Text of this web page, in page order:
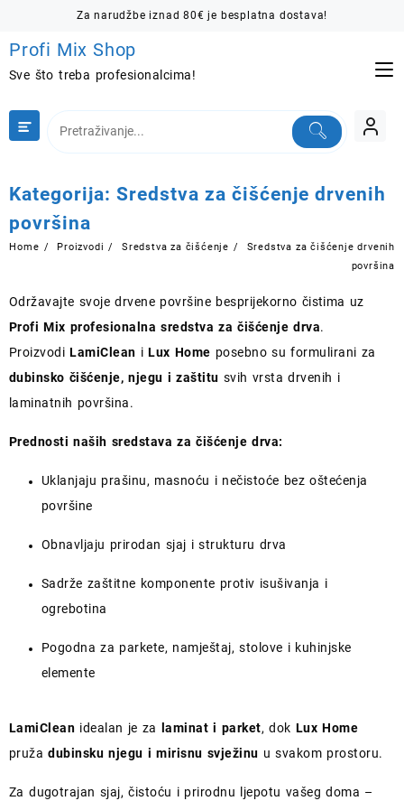
content
Za narudžbe iznad 80€ je besplatna dostava!
Profi Mix Shop
Sve što treba profesionalcima!
Kategorija: Sredstva za čišćenje drvenih
površina
Home Proizvodi Sredstva za čišćenje
Sredstva za čišćenje drvenih
površina
Održavajte svoje drvene površine besprijekorno čistima uz
Profi Mix profesionalna sredstva za čišćenje drva.
ProizvodiLamiClean iLux Home posebno su formulirani za
dubinsko čišćenje, njegu i zaštitu svih vrsta drvenih i
laminatnih površina.
Prednosti naših sredstava za čišćenje drva:
Uklanjaju prašinu, masnoću i nečistoće bez oštećenja
površine
Obnavljaju prirodan sjaj i strukturu drva
Sadrže zaštitne komponente protiv isušivanja i
ogrebotina
Pogodna za parkete, namještaj, stolove i kuhinjske
elemente
LamiClean idealan je za laminat i parket, dok Lux Home
pružadubinsku njegu i mirisnu svježinu u svakom prostoru.
Za dugotrajan sjaj, čistoću i prirodnu ljepotu vašeg doma –